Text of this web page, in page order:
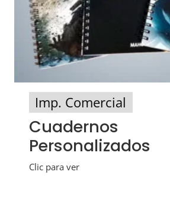
Imp. Comercial
Cuadernos
Personalizados
Clic para ver